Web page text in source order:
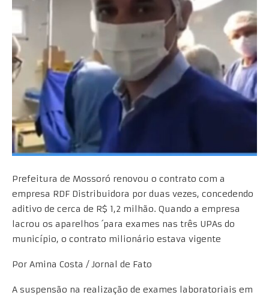
Prefeitura de Mossoró renovou o contrato com a
empresa RDF Distribuidora por duas vezes, concedendo
aditivo de cerca de R$ 1,2 milhão. Quando a empresa
lacrou os aparelhos ´para exames nas três UPAs do
município, o contrato milionário estava vigente
Por Amina Costa / Jornal de Fato
A suspensão na realização de exames laboratoriais em